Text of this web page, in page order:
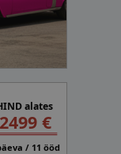
alates
2499 €
/ 11 ööd